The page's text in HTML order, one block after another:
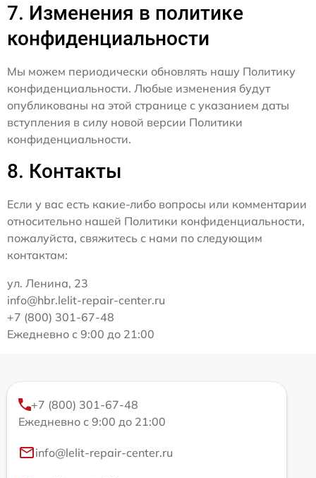
7. Изменения в политике
конфиденциальности
Мы можем периодически обновлять нашу Политику
конфиденциальности. Любые изменения будут
опубликованы на этой странице с указанием даты
вступления в силу новой версии Политики
конфиденциальности.
8. Контакты
Если у вас есть какие-либо вопросы или комментарии
относительно нашей Политики конфиденциальности,
пожалуйста, свяжитесь с нами по следующим
контактам:
ул. Ленина, 23
info@hbr.lelit-repair-center.ru
+7 (800) 301-67-48
Ежедневно с 9:00 до 21:00
+7 (800) 301-67-48
Ежедневно с 9:00 до 21:00
info@lelit-repair-center.ru